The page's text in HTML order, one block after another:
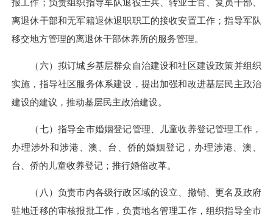
离退休干部和无军籍退休退职职工的接收安置工作；指导军队
移交地方管理的离退休干部休养所的服务管理。
（六）拟订城乡基层群众自治建设和社区建设政策并组织
实施，指导社区服务体系建设，提出加强和改进基层民主政治
建设的建议，推动基层民主政治建设。
（七）指导全市婚姻登记管理、儿童收养登记管理工作，
办理涉外和涉港、澳、台、侨的婚姻登记，办理涉港、澳、
台、侨的儿童收养登记；推行婚俗改革。
（八）负责市内各级行政区域的设立、撤销、更名及政府
驻地迁移的审核报批工作，负责地名管理工作，组织指导全市